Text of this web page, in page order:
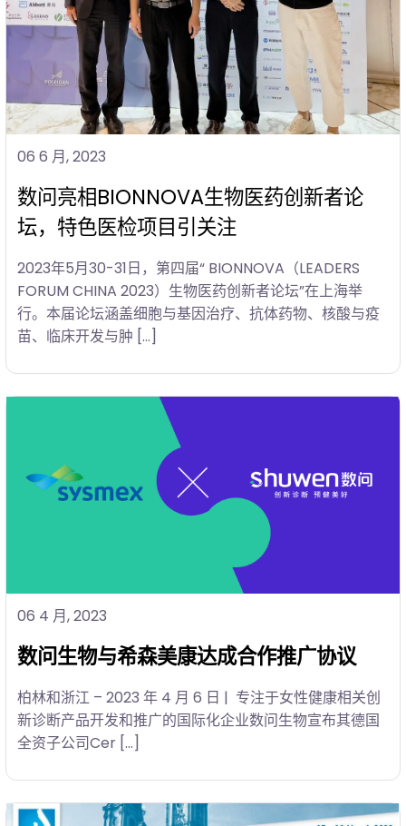
06 6 月, 2023
数问亮相BIONNOVA生物医药创新者论
坛，特色医检项目引关注
2023年5月30-31日，第四届“ BIONNOVA（LEADERS
FORUM CHINA 2023）生物医药创新者论坛”在上海举
行。本届论坛涵盖细胞与基因治疗、抗体药物、核酸与疫
苗、临床开发与肿 […]
06 4 月, 2023
数问生物与希森美康达成合作推广协议
柏林和浙江 – 2023 年 4 月 6 日 | 专注于女性健康相关创
新诊断产品开发和推广的国际化企业数问生物宣布其德国
全资子公司Cer […]